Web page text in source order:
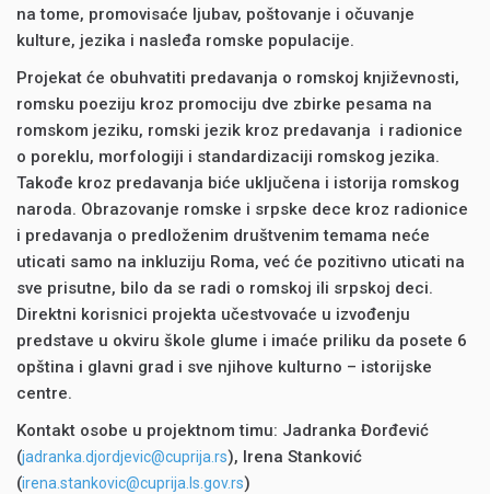
na tome, promovisaće ljubav, poštovanje i očuvanje
kulture, jezika i nasleđa romske populacije.
Projekat će obuhvatiti predavanja o romskoj književnosti,
romsku poeziju kroz promociju dve zbirke pesama na
romskom jeziku, romski jezik kroz predavanja i radionice
o poreklu, morfologiji i standardizaciji romskog jezika.
Takođe kroz predavanja biće uključena i istorija romskog
naroda. Obrazovanje romske i srpske dece kroz radionice
i predavanja o predloženim društvenim temama neće
uticati samo na inkluziju Roma, već će pozitivno uticati na
sve prisutne, bilo da se radi o romskoj ili srpskoj deci.
Direktni korisnici projekta učestvovaće u izvođenju
predstave u okviru škole glume i imaće priliku da posete 6
opština i glavni grad i sve njihove kulturno – istorijske
centre.
Kontakt osobe u projektnom timu: Jadranka Đorđević
(jadranka.djordjevic@cuprija.rs), Irena Stanković
(irena.stankovic@cuprija.ls.gov.rs)